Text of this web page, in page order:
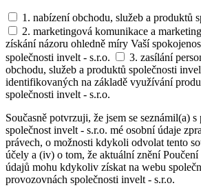
1. nabízení obchodu, služeb a produktů
2. marketingová komunikace a
získání názoru ohledně míry Vaší
společnosti invelt - s.r.o.
3. zasílání
obchodu, služeb a produktů společnosti
identifikovaných na základě využívání
společnosti invelt - s.r.o.
Současně potvrzuji, že jsem se seznámil(a)
společnost invelt - s.r.o. mé osobní údaje
právech, o možnosti kdykoli odvolat tento
účely a (iv) o tom, že aktuální znění
údajů mohu kdykoliv získat na webu
provozovnách společnosti invelt - s.r.o.